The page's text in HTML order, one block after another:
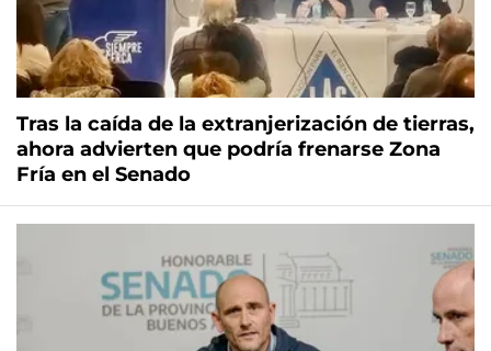
Tras la caída de la extranjerización de tierras,
ahora advierten que podría frenarse Zona
Fría en el Senado